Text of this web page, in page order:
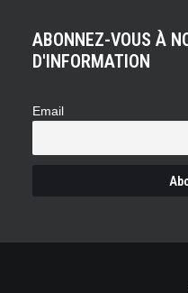
ABONNEZ-VOUS À
D'INFORMATION
Email